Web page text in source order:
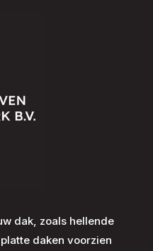
dak, zoals hellende
daken voorzien